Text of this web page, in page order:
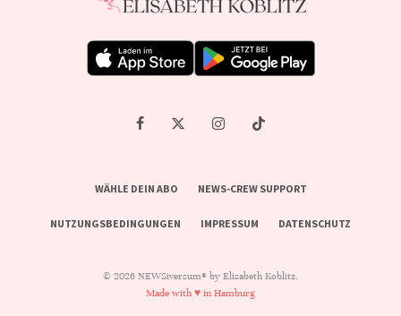
WÄHLE DEIN ABO NEWS-CREW SUPPORT
NUTZUNGSBEDINGUNGEN IMPRESSUM DATENSCHUTZ
© 2026 NEWSiversum® by Elisabeth Koblitz.
Made with ♥ in Hamburg